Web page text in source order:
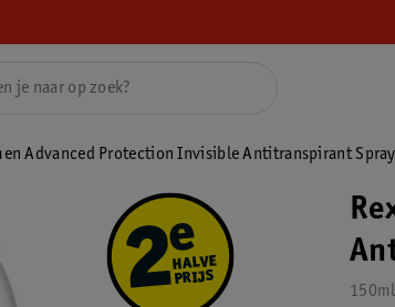
Advanced Protection Invisible Antitranspirant Spray
150ml